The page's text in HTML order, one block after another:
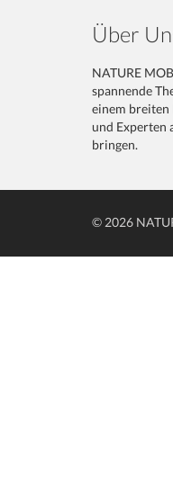
Über
NATURE
spannende
einem breiten
und Experten
bringen.
© 2026